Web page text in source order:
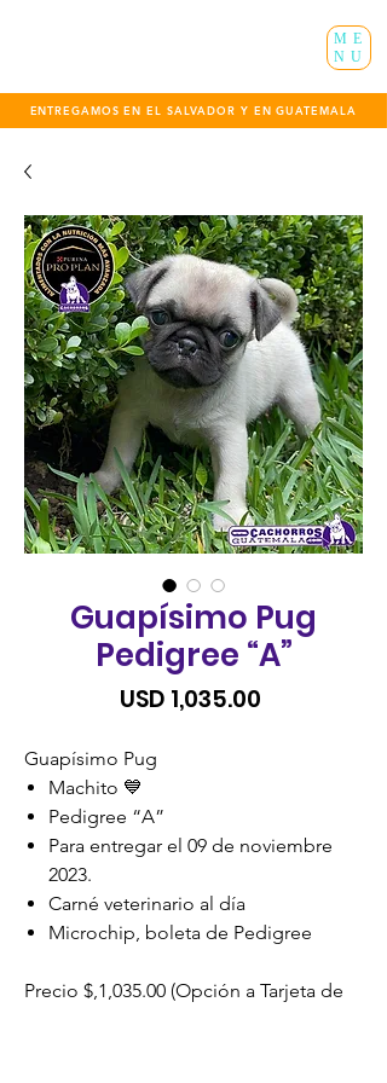
ENTREGAMOS EN EL SALVADOR Y EN GUATEMALA
ME
NU
Guapísimo Pug
Pedigree “A”
USD 1,035.00
Guapísimo Pug
Machito 💙
Pedigree “A”
Para entregar el 09 de noviembre
2023.
Carné veterinario al día
Microchip, boleta de Pedigree
Precio $,1,035.00 (Opción a Tarjeta de